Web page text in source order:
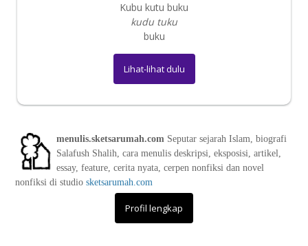
Kubu kutu buku
kudu tuku
buku
Lihat-lihat dulu
menulis.sketsarumah.com Seputar sejarah Islam, biografi
Salafush Shalih, cara menulis deskripsi, eksposisi, artikel,
essay, feature, cerita nyata, cerpen nonfiksi dan novel
nonfiksi di studio sketsarumah.com
Profil lengkap